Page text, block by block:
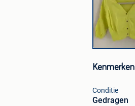
Kenmerken
Conditie
Gedragen